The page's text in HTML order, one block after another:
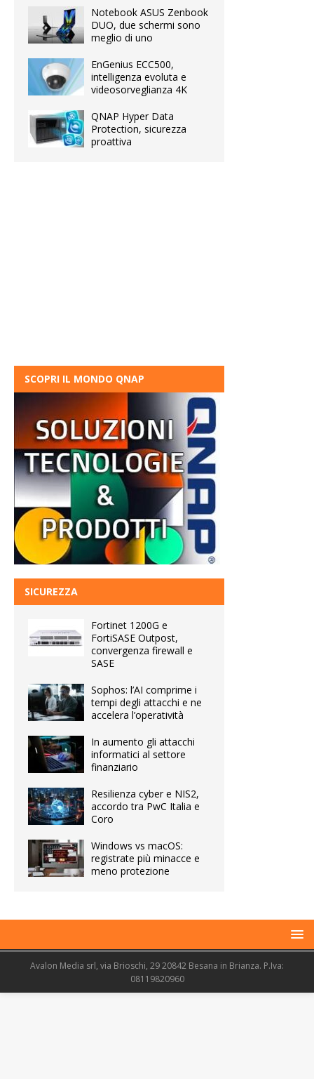
Notebook ASUS Zenbook
DUO, due schermi sono
meglio di uno
EnGenius ECC500,
intelligenza evoluta e
videosorveglianza 4K
QNAP Hyper Data
Protection, sicurezza
proattiva
SCOPRI IL MONDO QNAP
SICUREZZA
Fortinet 1200G e
FortiSASE Outpost,
convergenza firewall e
SASE
Sophos: l’AI comprime i
tempi degli attacchi e ne
accelera l’operatività
In aumento gli attacchi
informatici al settore
finanziario
Resilienza cyber e NIS2,
accordo tra PwC Italia e
Coro
Windows vs macOS:
registrate più minacce e
meno protezione
Avalon Media srl, via Brioschi, 29 20842 Besana in Brianza. P.Iva:
08119820960